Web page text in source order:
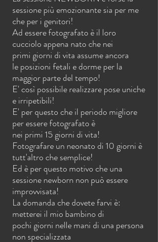
sessione più emozionante sia per me
che per i genitori!
Ad essere fotografato è il loro
cucciolo appena nato che nei
primi giorni di vita assume ancora
le posizioni fetali e dorme per la
maggior parte del tempo!
E' così possibile realizzare pose uniche
e irripetibili!
E' per questo che il periodo migliore
per essere fotografato è
nei primi 15 giorni di vita!
Fotografare un neonato di 10 giorni è
tutt'altro che semplice!
Ed è per questo motivo che una
sessione newborn non può essere
improvvisata!
La domanda che dovete farvi è:
metterei il mio bambino di
pochi giorni nelle mani di una persona
non specializzata